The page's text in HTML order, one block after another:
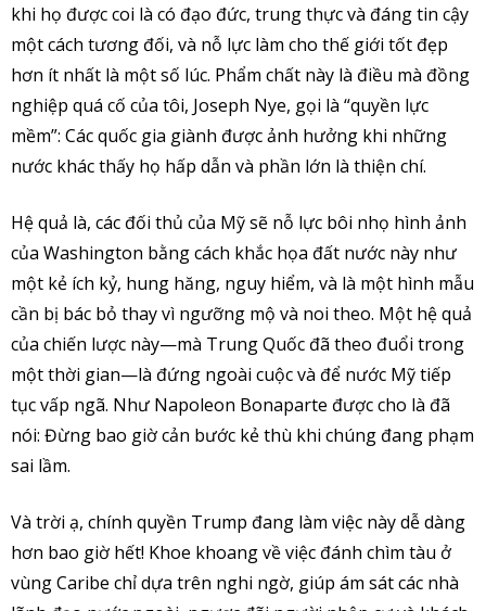
khi họ được coi là có đạo đức, trung thực và đáng tin cậy
một cách tương đối, và nỗ lực làm cho thế giới tốt đẹp
hơn ít nhất là một số lúc. Phẩm chất này là điều mà đồng
nghiệp quá cố của tôi, Joseph Nye, gọi là “quyền lực
mềm”: Các quốc gia giành được ảnh hưởng khi những
nước khác thấy họ hấp dẫn và phần lớn là thiện chí.
Hệ quả là, các đối thủ của Mỹ sẽ nỗ lực bôi nhọ hình ảnh
của Washington bằng cách khắc họa đất nước này như
một kẻ ích kỷ, hung hăng, nguy hiểm, và là một hình mẫu
cần bị bác bỏ thay vì ngưỡng mộ và noi theo. Một hệ quả
của chiến lược này—mà Trung Quốc đã theo đuổi trong
một thời gian—là đứng ngoài cuộc và để nước Mỹ tiếp
tục vấp ngã. Như Napoleon Bonaparte được cho là đã
nói: Đừng bao giờ cản bước kẻ thù khi chúng đang phạm
sai lầm.
Và trời ạ, chính quyền Trump đang làm việc này dễ dàng
hơn bao giờ hết! Khoe khoang về việc đánh chìm tàu ở
vùng Caribe chỉ dựa trên nghi ngờ, giúp ám sát các nhà